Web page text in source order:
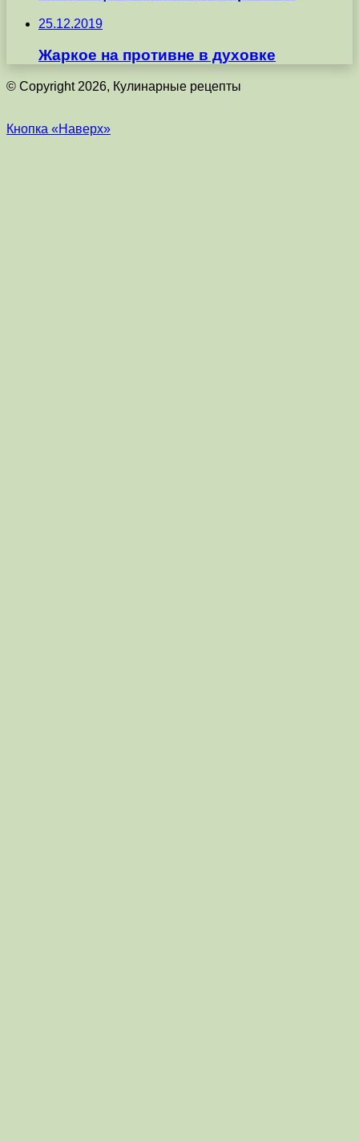
25.12.2019
Жаркое на противне в духовке
© Copyright 2026, Кулинарные рецепты
Кнопка «Наверх»